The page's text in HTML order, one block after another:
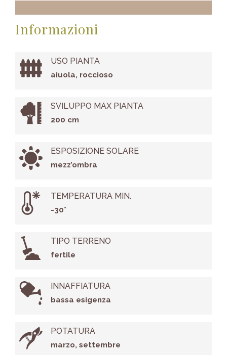
Informazioni
USO PIANTA
aiuola, roccioso
SVILUPPO MAX PIANTA
200 cm
ESPOSIZIONE SOLARE
mezz’ombra
TEMPERATURA MIN.
-30°
TIPO TERRENO
fertile
INNAFFIATURA
bassa esigenza
POTATURA
marzo, settembre